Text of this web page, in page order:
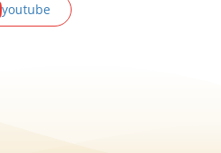
youtube